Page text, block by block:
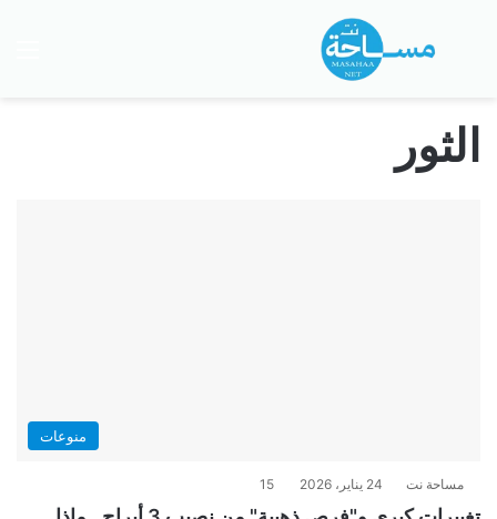
بحث عن
الثور
منوعات
مساحة نت 24 يناير، 2026 15